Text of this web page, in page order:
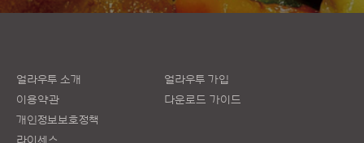
얼라우투 소개
이용약관
개인정보보호정책
얼라우투 가입
다운로드 가이드